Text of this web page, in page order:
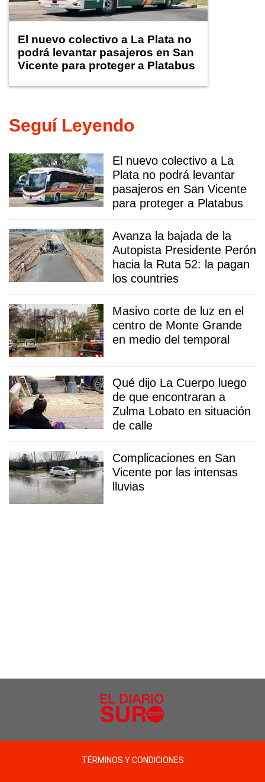
El nuevo colectivo a La Plata no
podrá levantar pasajeros en San
Vicente para proteger a Platabus
Seguí Leyendo
El nuevo colectivo a La
Plata no podrá levantar
pasajeros en San Vicente
para proteger a Platabus
Avanza la bajada de la
Autopista Presidente Perón
hacia la Ruta 52: la pagan
los countries
Masivo corte de luz en el
centro de Monte Grande
en medio del temporal
Qué dijo La Cuerpo luego
de que encontraran a
Zulma Lobato en situación
de calle
Complicaciones en San
Vicente por las intensas
lluvias
TÉRMINOS Y CONDICIONES